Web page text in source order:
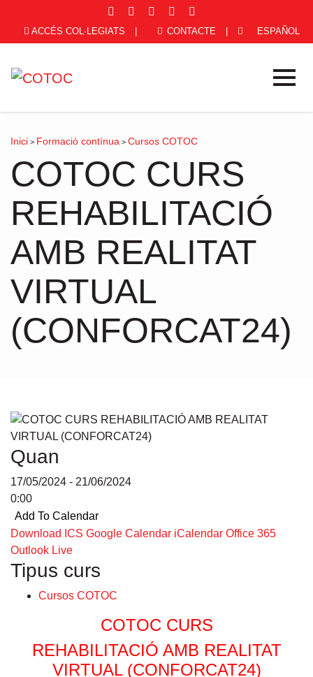
ACCÉS COL·LEGIATS CONTACTE ESPAÑOL
Inici > Formació contínua > Cursos COTOC
COTOC CURS
REHABILITACIÓ
AMB REALITAT
VIRTUAL
(CONFORCAT24)
Quan
17/05/2024 - 21/06/2024
0:00
Add To Calendar
Download ICS Google Calendar iCalendar Office 365
Outlook Live
Tipus curs
Cursos COTOC
COTOC CURS
REHABILITACIÓ AMB REALITAT
VIRTUAL (CONFORCAT24)